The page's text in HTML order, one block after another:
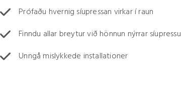
Prófaðu hvernig síupressan virkar í raun
Finndu allar breytur við hönnun nýrrar síupressu
Unngå mislykkede installationer